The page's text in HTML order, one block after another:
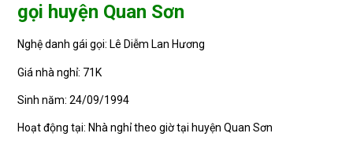
gọi huyện Quan Sơn
Nghệ danh gái gọi: Lê Diễm Lan Hương
Giá nhà nghỉ: 71K
Sinh năm: 24/09/1994
Hoạt động tại: Nhà nghỉ theo giờ tại huyện Quan Sơn